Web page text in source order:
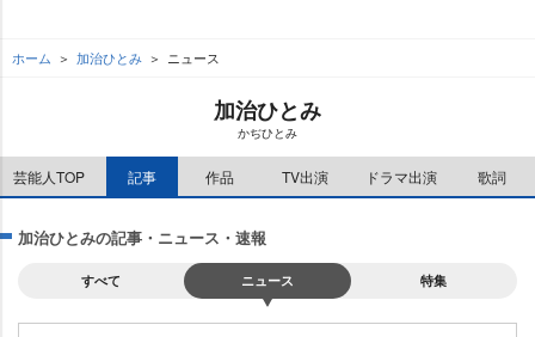
ホーム 加治ひとみ ニュース
加治ひとみ
かぢひとみ
芸能人TOP 記事 作品 TV出演 ドラマ出演 歌詞
加治ひとみの記事・ニュース・速報
すべて ニュース 特集